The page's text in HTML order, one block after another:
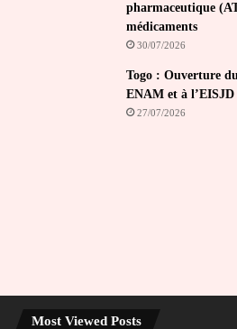
pharmaceutique
médicaments
30/07/2026
Togo : Ouverture
ENAM et à
27/07/2026
Most Viewed Posts